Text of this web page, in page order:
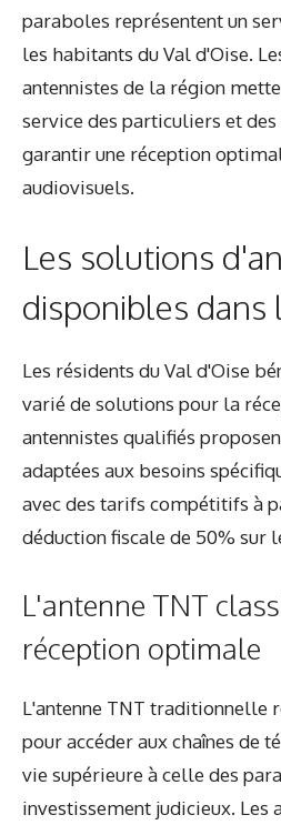
paraboles représentent un
les habitants du Val d'Oise.
antennistes de la région
service des particuliers et
garantir une réception
audiovisuels.
Les solutions
disponibles dans
Les résidents du Val d'Oise
varié de solutions pour la
antennistes qualifiés
adaptées aux besoins
avec des tarifs compétitifs à
déduction fiscale de 50% sur
L'antenne TNT
réception optimale
L'antenne TNT traditionnelle
pour accéder aux chaînes de
vie supérieure à celle des
investissement judicieux. Les